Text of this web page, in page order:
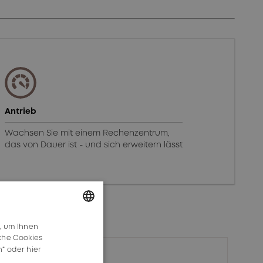
Antrieb
Wachsen Sie mit einem Rechenzentrum,
das von Dauer ist - und sich erweitern lässt
um Ihnen
Cookies
oder hier